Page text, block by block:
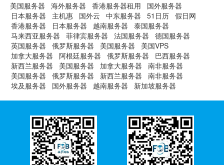
美国服务器 海外服务器 香港服务器租用
国外服务器
日本服务器
主机惠 国外云 中东服务器 51日历 假日网
香港服务器
日本服务器 越南服务器
泰国服务器
马来西亚服务器
菲律宾服务器 法国服务器
德国服务器
英国服务器
俄罗斯服务器 美国服务器
美国VPS
加拿大服务器
阿根廷服务器 俄罗斯服务器
巴西服务器
新西兰服务器
美国服务器 加拿大服务器
南非服务器
美国服务器
俄罗斯服务器 新西兰服务器
南非服务器
埃及服务器
国外服务器 越南服务器 新加坡服务器